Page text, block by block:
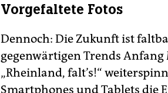
Vorgefaltete Fotos
Dennoch: Die Zukunft ist
gegenwärtigen Trends
„Rheinland, falt’s!“
Smartphones und Tablets